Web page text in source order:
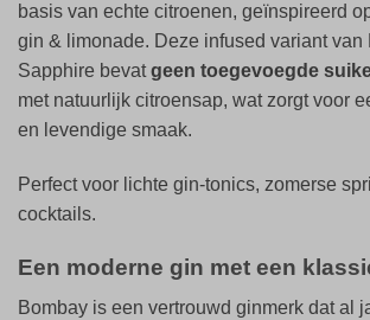
basis van echte citroenen, geïnspireerd
gin & limonade. Deze infused variant van
Sapphire bevatgeen toegevoegde
met natuurlijk citroensap, wat zorgt voor
en levendige smaak.
Perfect voor lichte gin-tonics, zomerse
cocktails.
Een moderne gin met een
Bombay is een vertrouwd ginmerk dat al